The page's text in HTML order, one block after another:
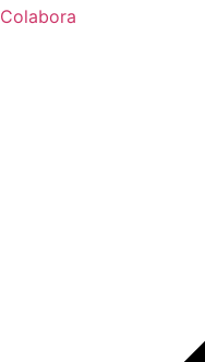
Colabora